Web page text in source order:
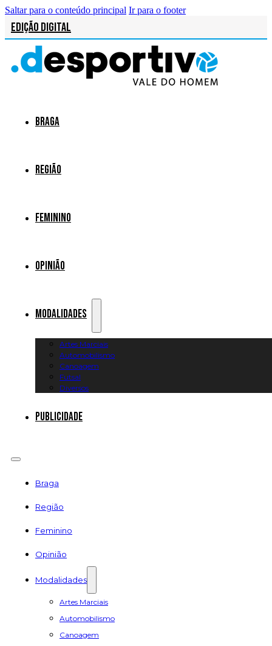
Saltar para o conteúdo principal Ir para o footer
Edição Digital
Braga
Região
Feminino
Opinião
Modalidades
Artes Marciais
Automobilismo
Canoagem
Futsal
Diversos
Publicidade
Braga
Região
Feminino
Opinião
Modalidades
Artes Marciais
Automobilismo
Canoagem